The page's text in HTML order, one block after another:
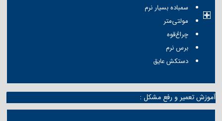
سمباده بسیار نرم
مولتی‌متر
چراغ‌قوه
برس نرم
دستکش عایق
آموزش تعمیر و رفع مشکل :